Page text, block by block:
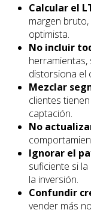
Calcular el
margen
optimista.
No incluir
distorsiona el
Mezclar
clientes
captación.
No
Ignorar el
suficiente si
la inversión.
Confundir
vender más